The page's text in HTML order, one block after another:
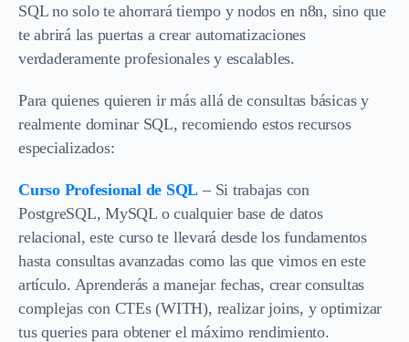
SQL no solo te ahorrará tiempo y nodos en n8n, sino que
te abrirá las puertas a crear automatizaciones
verdaderamente profesionales y escalables.
Para quienes quieren ir más allá de consultas básicas y
realmente dominar SQL, recomiendo estos recursos
especializados:
Curso Profesional de SQL – Si trabajas con
PostgreSQL, MySQL o cualquier base de datos
relacional, este curso te llevará desde los fundamentos
hasta consultas avanzadas como las que vimos en este
artículo. Aprenderás a manejar fechas, crear consultas
complejas con CTEs (WITH), realizar joins, y optimizar
tus queries para obtener el máximo rendimiento.